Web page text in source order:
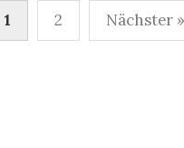
1 2 Nächster »